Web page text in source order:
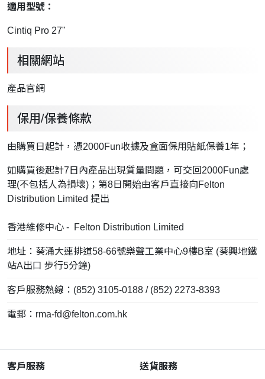
適用型號：
Cintiq Pro 27"
相關網站
產品官網
保用/保養條款
由購買日起計，憑2000Fun收據及盒面保用貼紙保養1年；
如購買後起計7日內產品出現質量問題，可交回2000Fun處
理(不包括人為損壞)；第8日開始由客戶直接向Felton
Distribution Limited 提出
香港維修中心 - Felton Distribution Limited
地址：葵涌大連排道58-66號樂聲工業中心9樓B室 (葵興地鐵
站A出口 步行5分鐘)
客戶服務熱線：(852) 3105-0188 / (852) 2273-8393
電郵： rma-fd@felton.com.hk
客戶服務 送貨服務